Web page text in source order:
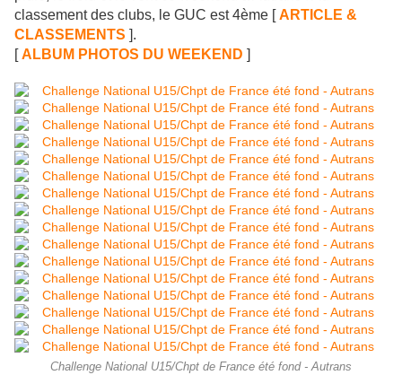
classement des clubs, le GUC est 4ème [ARTICLE &
CLASSEMENTS ].
[ALBUM PHOTOS DU WEEKEND ]
Challenge National U15/Chpt de France été fond - Autrans